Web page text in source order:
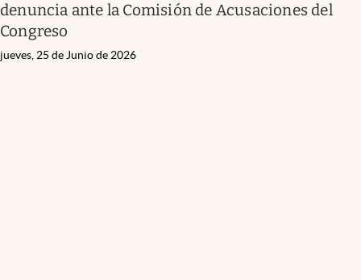
denuncia ante la Comisión de Acusaciones del
Congreso
jueves, 25 de Junio de 2026